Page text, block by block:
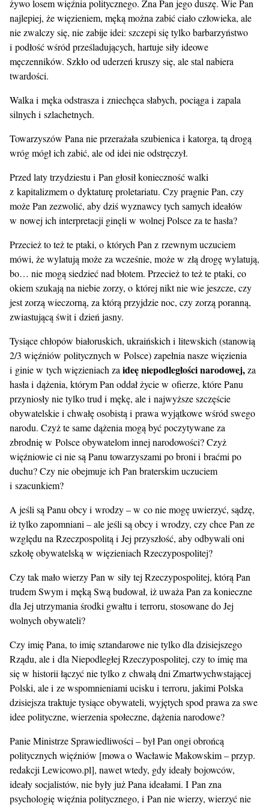
żywo losem więźnia politycznego. Zna Pan jego duszę. Wie Pan
najlepiej, że więzieniem, męką można zabić ciało człowieka, ale
nie zwalczy się, nie zabije idei: szczepi się tylko barbarzyństwo
i podłość wśród prześladujących, hartuje siły ideowe
męczenników. Szkło od uderzeń kruszy się, ale stal nabiera
twardości.
Walka i męka odstrasza i zniechęca słabych, pociąga i zapala
silnych i szlachetnych.
Towarzyszów Pana nie przerażała szubienica i katorga, tą drogą
wróg mógł ich zabić, ale od idei nie odstręczył.
Przed laty trzydziestu i Pan głosił konieczność walki
z kapitalizmem o dyktaturę proletariatu. Czy pragnie Pan, czy
może Pan zezwolić, aby dziś wyznawcy tych samych ideałów
w nowej ich interpretacji ginęli w wolnej Polsce za te hasła?
Przecież to też te ptaki, o których Pan z rzewnym uczuciem
mówi, że wylatują może za wcześnie, może w złą drogę wylatują,
bo… nie mogą siedzieć nad błotem. Przecież to też te ptaki, co
okiem szukają na niebie zorzy, o której nikt nie wie jeszcze, czy
jest zorzą wieczorną, za którą przyjdzie noc, czy zorzą poranną,
zwiastującą świt i dzień jasny.
Tysiące chłopów białoruskich, ukraińskich i litewskich (stanowią
2/3 więźniów politycznych w Polsce) zapełnia nasze więzienia
i ginie w tych więzieniach zaideę niepodległości narodowej,za
hasła i dążenia, którym Pan oddał życie w ofierze, które Panu
przyniosły nie tylko trud i mękę, ale i najwyższe szczęście
obywatelskie i chwałę osobistą i prawa wyjątkowe wśród swego
narodu. Czyż te same dążenia mogą być poczytywane za
zbrodnię w Polsce obywatelom innej narodowości? Czyż
więźniowie ci nie są Panu towarzyszami po broni i braćmi po
duchu? Czy nie obejmuje ich Pan braterskim uczuciem
i szacunkiem?
A jeśli są Panu obcy i wrodzy – w co nie mogę uwierzyć, sądzę,
iż tylko zapomniani – ale jeśli są obcy i wrodzy, czy chce Pan ze
względu na Rzeczpospolitą i Jej przyszłość, aby odbywali oni
szkołę obywatelską w więzieniach Rzeczypospolitej?
Czy tak mało wierzy Pan w siły tej Rzeczypospolitej, którą Pan
trudem Swym i męką Swą budował, iż uważa Pan za konieczne
dla Jej utrzymania środki gwałtu i terroru, stosowane do Jej
wolnych obywateli?
Czy imię Pana, to imię sztandarowe nie tylko dla dzisiejszego
Rządu, ale i dla Niepodległej Rzeczypospolitej, czy to imię ma
się w historii łączyć nie tylko z chwałą dni Zmartwychwstającej
Polski, ale i ze wspomnieniami ucisku i terroru, jakimi Polska
dzisiejsza traktuje tysiące obywateli, wyjętych spod prawa za swe
idee polityczne, wierzenia społeczne, dążenia narodowe?
Panie Ministrze Sprawiedliwości – był Pan ongi obrońcą
politycznych więźniów [mowa o Wacławie Makowskim – przyp.
redakcji Lewicowo.pl], nawet wtedy, gdy ideały bojowców,
ideały socjalistów, nie były już Pana ideałami. I Pan zna
psychologię więźnia politycznego, i Pan nie wierzy, wierzyć nie